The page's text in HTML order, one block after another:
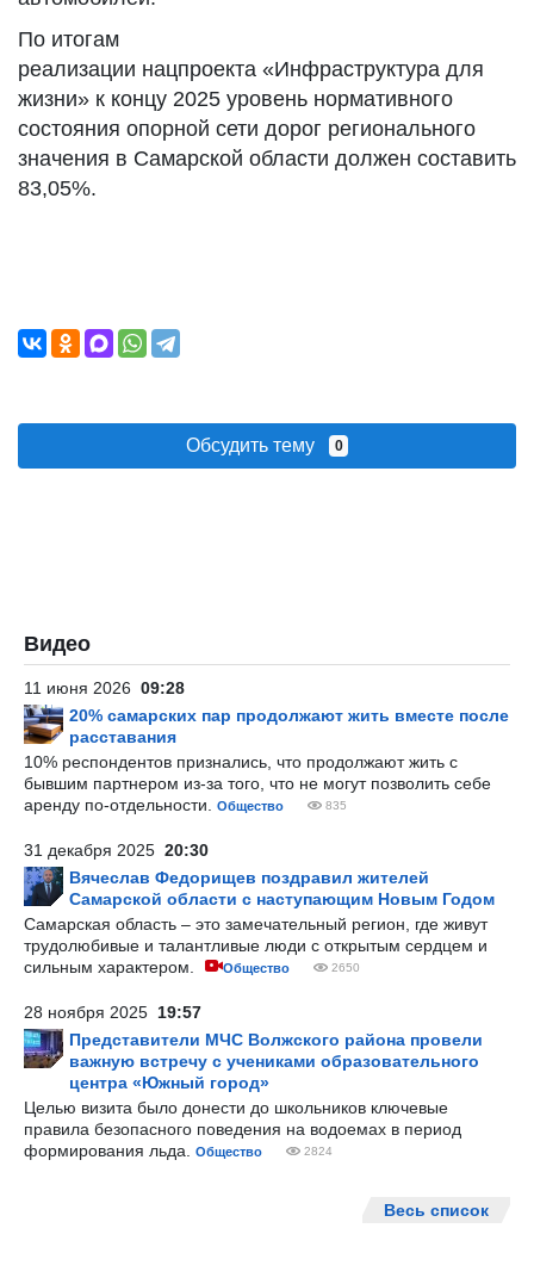
По итогам
реализации нацпроекта «Инфраструктура для
жизни» к концу 2025 уровень нормативного
состояния опорной сети дорог регионального
значения в Самарской области должен составить
83,05%.
Обсудить тему 0
Видео
11 июня 2026 09:28
20% самарских пар продолжают жить вместе после
расставания
10% респондентов признались, что продолжают жить с
бывшим партнером из-за того, что не могут позволить себе
аренду по-отдельности.
Общество 835
31 декабря 2025 20:30
Вячеслав Федорищев поздравил жителей
Самарской области с наступающим Новым Годом
Самарская область – это замечательный регион, где живут
трудолюбивые и талантливые люди с открытым сердцем и
сильным характером.
Общество 2650
28 ноября 2025 19:57
Представители МЧС Волжского района провели
важную встречу с учениками образовательного
центра «Южный город»
Целью визита было донести до школьников ключевые
правила безопасного поведения на водоемах в период
формирования льда.
Общество 2824
Весь список